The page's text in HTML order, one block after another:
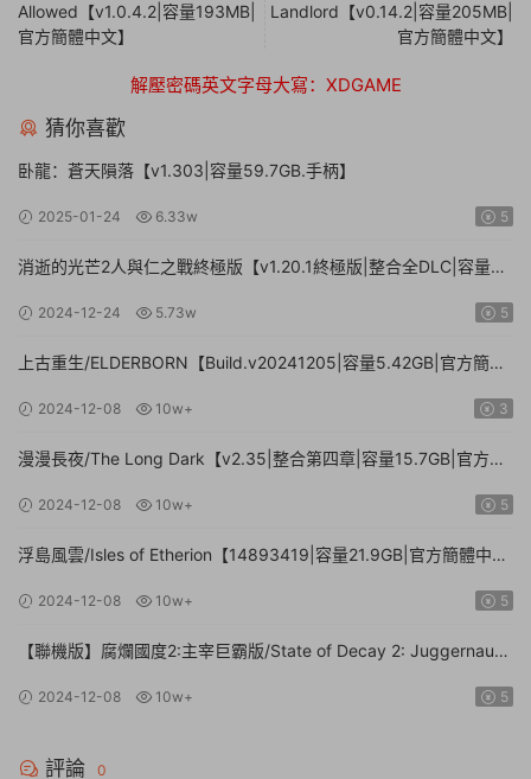
Allowed【v1.0.4.2|容量193MB|
官方簡體中文】
Landlord【v0.14.2|容量205MB|
官方簡體中文】
解壓密碼英文字母大寫：XDGAME
猜你喜歡
卧龍：蒼天隕落【v1.303|容量59.7GB.手柄】
2025-01-24 6.33w 5
消逝的光芒2人與仁之戰終極版【v1.20.1終極版|整合全DLC|容量
2024-12-24 5.73w 5
上古重生/ELDERBORN【Build.v20241205|容量5.42GB|官方簡體
2024-12-08 10w+ 3
漫漫長夜/The Long Dark【v2.35|整合第四章|容量15.7GB|官方簡
2024-12-08 10w+ 5
浮島風雲/Isles of Etherion【14893419|容量21.9GB|官方簡體中
2024-12-08 10w+ 5
【聯機版】腐爛國度2:主宰巨霸版/State of Decay 2: Juggernaut
2024-12-08 10w+ 5
評論 0